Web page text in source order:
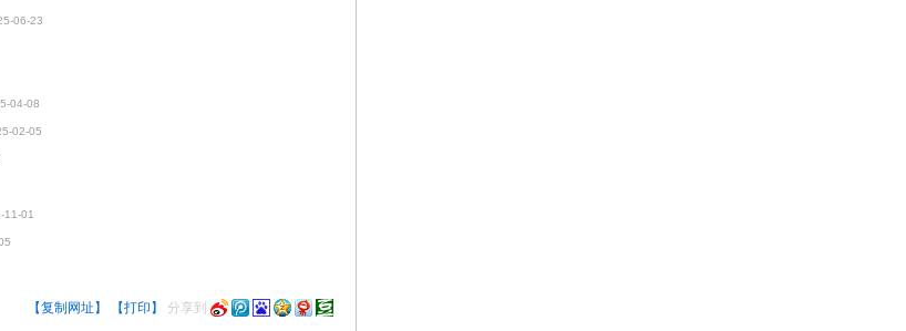
06-23
04-08
02-05
11-01
【复制网址】 【打印】 分享到